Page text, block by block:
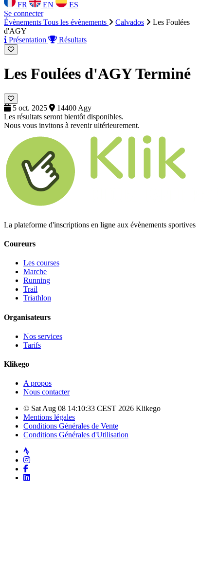
FR EN
ES
Se connecter
Évènements Tous les évènements Calvados
Les Foulées
d'AGY
Présentation
Résultats
Les Foulées d'AGYTerminé
5 oct. 2025
14400 Agy
Les résultats seront bientôt disponibles.
Nous vous invitons à revenir ultérieurement.
La plateforme d'inscriptions en ligne aux évènements sportives
Coureurs
Les courses
Marche
Running
Trail
Triathlon
Organisateurs
Nos services
Tarifs
Klikego
A propos
Nous contacter
© Sat Aug 08 14:10:33 CEST 2026 Klikego
Mentions légales
Conditions Générales de Vente
Conditions Générales d'Utilisation
Strava
Instagram
Facebook